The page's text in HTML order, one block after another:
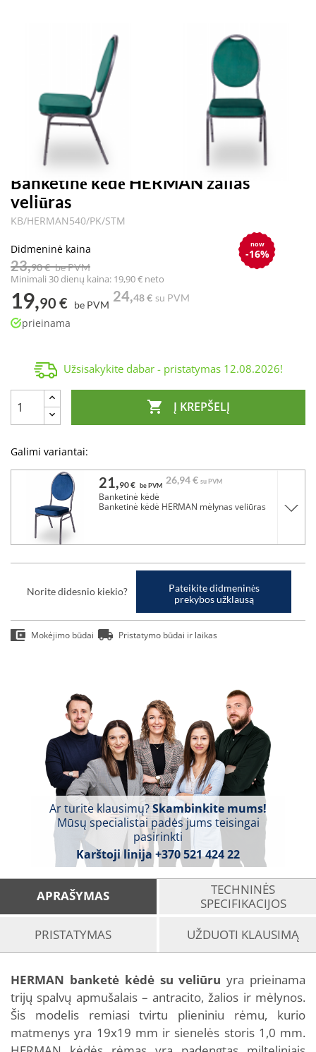
Banketinė kėdė HERMAN žalias
veliūras
KB/HERMAN540/PK/STM
Didmeninė kaina
23,90 € be PVM
now
-16%
Minimali 30 dienų kaina: 19,90 € neto
19,90 € be PVM
24,48 € su PVM
prieinama
Užsisakykite dabar - pristatymas 12.08.2026!
 Į KREPŠELĮ
Galimi variantai:
21,90 € be PVM 26,94 € su PVM
Banketinė kėdė
Banketinė kėdė HERMAN mėlynas veliūras
Norite didesnio kiekio?
Pateikite didmeninės
prekybos užklausą
Mokėjimo būdai Pristatymo būdai ir laikas
Ar turite klausimų?Skambinkite mums!
Mūsų specialistai padės jums teisingai
pasirinkti
Karštoji linija +370 521 424 22
APRAŠYMAS
TECHNINĖS
SPECIFIKACIJOS
PRISTATYMAS
UŽDUOTI KLAUSIMĄ
HERMAN banketė kėdė su veliūru yra prieinama
trijų spalvų apmušalais – antracito, žalios ir mėlynos.
Šis modelis remiasi tvirtu plieniniu rėmu, kurio
matmenys yra 19x19 mm ir sienelės storis 1,0 mm.